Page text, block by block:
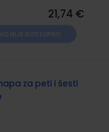
21,74 €
za peti i šesti